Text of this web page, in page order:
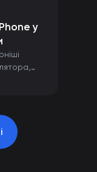
у